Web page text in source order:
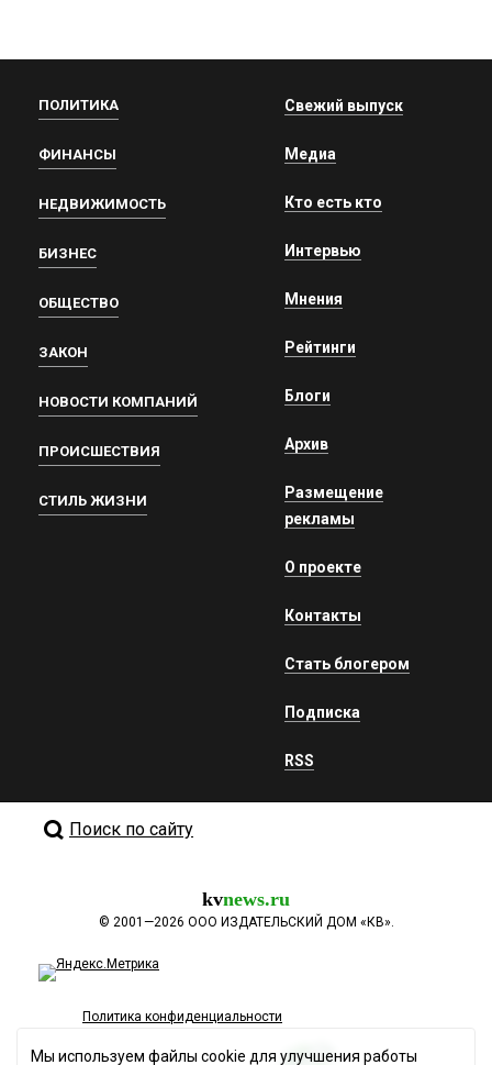
ПОЛИТИКА
ФИНАНСЫ
НЕДВИЖИМОСТЬ
БИЗНЕС
ОБЩЕСТВО
ЗАКОН
НОВОСТИ КОМПАНИЙ
ПРОИСШЕСТВИЯ
СТИЛЬ ЖИЗНИ
Свежий выпуск
Медиа
Кто есть кто
Интервью
Мнения
Рейтинги
Блоги
Архив
Размещение
рекламы
О проекте
Контакты
Стать блогером
Подписка
RSS
Поиск по сайту
kvnews.ru
© 2001—2026 ООО ИЗДАТЕЛЬСКИЙ ДОМ «КВ».
Политика конфиденциальности
Мы используем файлы cookie для улучшения работы